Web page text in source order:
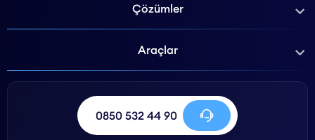
Çözümler
Araçlar
0850 532 44 90